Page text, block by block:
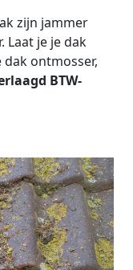
zijn jammer
Laat je je dak
ontmosser,
BTW-